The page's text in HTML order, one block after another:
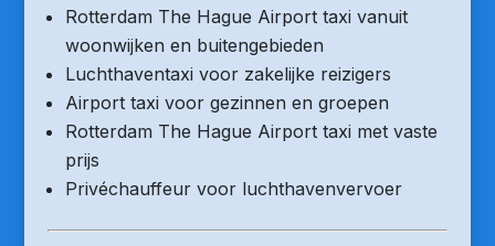
Rotterdam The Hague Airport taxi vanuit
woonwijken en buitengebieden
Luchthaventaxi voor zakelijke reizigers
Airport taxi voor gezinnen en groepen
Rotterdam The Hague Airport taxi met vaste
prijs
Privéchauffeur voor luchthavenvervoer